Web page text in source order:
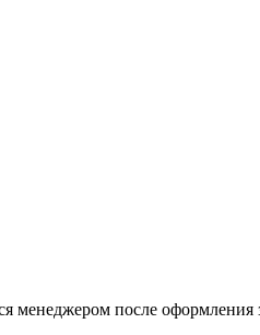
менеджером после оформления